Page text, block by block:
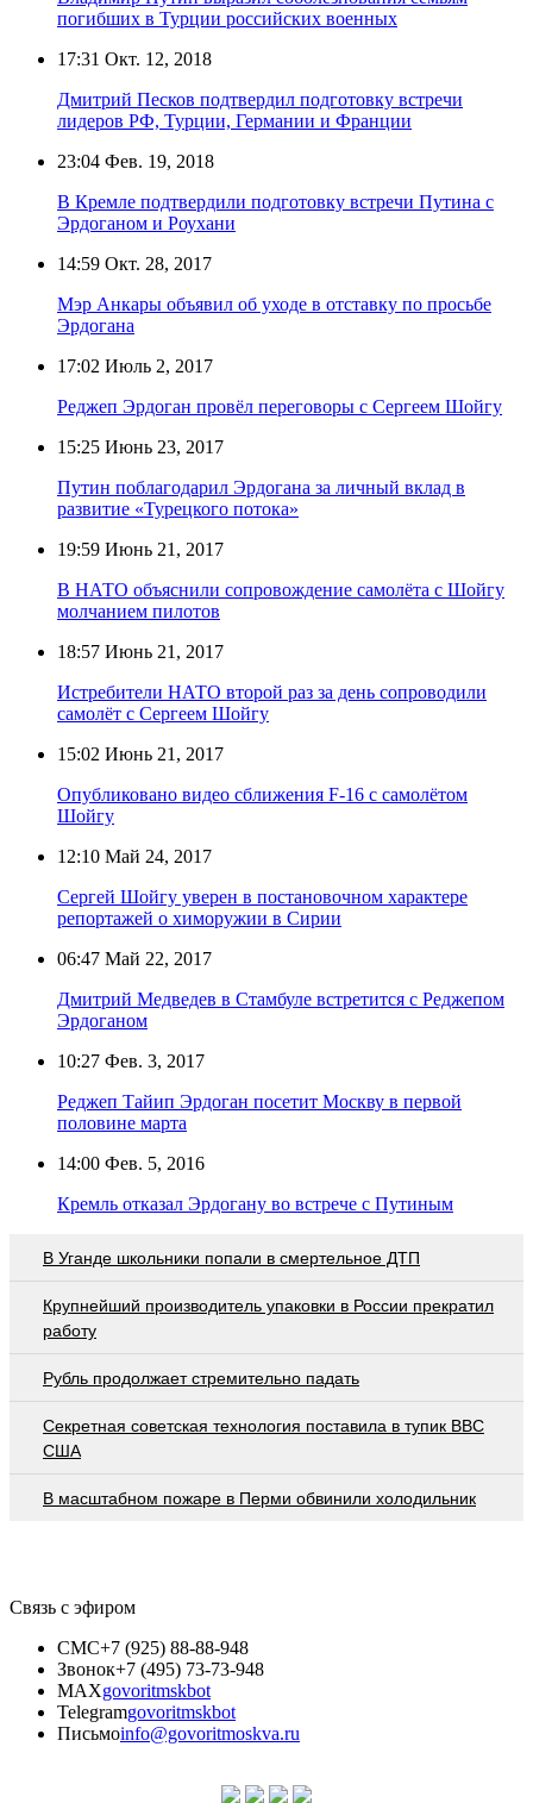
погибших в Турции российских военных
17:31 Окт. 12, 2018
Дмитрий Песков подтвердил подготовку встречи
лидеров РФ, Турции, Германии и Франции
23:04 Фев. 19, 2018
В Кремле подтвердили подготовку встречи Путина с
Эрдоганом и Роухани
14:59 Окт. 28, 2017
Мэр Анкары объявил об уходе в отставку по просьбе
Эрдогана
17:02 Июль 2, 2017
Реджеп Эрдоган провёл переговоры с Сергеем Шойгу
15:25 Июнь 23, 2017
Путин поблагодарил Эрдогана за личный вклад в
развитие «Турецкого потока»
19:59 Июнь 21, 2017
В НАТО объяснили сопровождение самолёта с Шойгу
молчанием пилотов
18:57 Июнь 21, 2017
Истребители НАТО второй раз за день сопроводили
самолёт с Сергеем Шойгу
15:02 Июнь 21, 2017
Опубликовано видео сближения F-16 с самолётом
Шойгу
12:10 Май 24, 2017
Сергей Шойгу уверен в постановочном характере
репортажей о химоружии в Сирии
06:47 Май 22, 2017
Дмитрий Медведев в Стамбуле встретится с Реджепом
Эрдоганом
10:27 Фев. 3, 2017
Реджеп Тайип Эрдоган посетит Москву в первой
половине марта
14:00 Фев. 5, 2016
Кремль отказал Эрдогану во встрече с Путиным
В Уганде школьники попали в смертельное ДТП
Крупнейший производитель упаковки в России прекратил
работу
Рубль продолжает стремительно падать
Секретная советская технология поставила в тупик ВВС
США
В масштабном пожаре в Перми обвинили холодильник
Связь с эфиром
СМС+7 (925) 88-88-948
Звонок+7 (495) 73-73-948
MAXgovoritmskbot
Telegramgovoritmskbot
Письмоinfo@govoritmoskva.ru